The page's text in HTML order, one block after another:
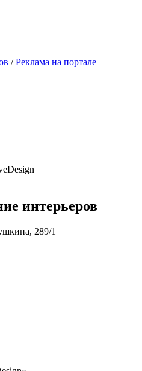
/Реклама на портале
интерьеров
289/1